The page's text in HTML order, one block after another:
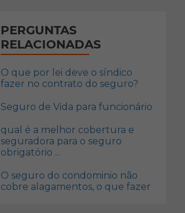
PERGUNTAS
RELACIONADAS
O que por lei deve o síndico
fazer no contrato do seguro?
Seguro de Vida para funcionário
qual é a melhor cobertura e
seguradora para o seguro
obrigatório ...
O seguro do condominio não
cobre alagamentos, o que fazer